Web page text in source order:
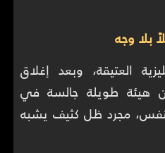
العتيقة، وبعد إغلاق
هيئة طويلة جالسة في
مجرد ظل كثيف يشبه